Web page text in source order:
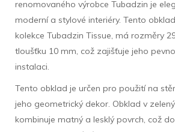
renomovaného výrobce Tubadzin je
moderní a stylové interiéry. Tento
kolekce Tubadzin Tissue, má rozměry
tloušťku 10 mm, což zajišťuje jeho
instalaci.
Tento obklad je určen pro použití na
jeho geometrický dekor. Obklad v
kombinuje matný a lesklý povrch, což